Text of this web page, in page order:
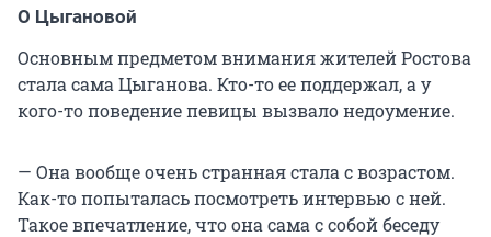
О Цыгановой
Основным предметом внимания жителей Ростова
стала сама Цыганова. Кто-то ее поддержал, а у
кого-то поведение певицы вызвало недоумение.
— Она вообще очень странная стала с возрастом.
Как-то попыталась посмотреть интервью с ней.
Такое впечатление, что она сама с собой беседу